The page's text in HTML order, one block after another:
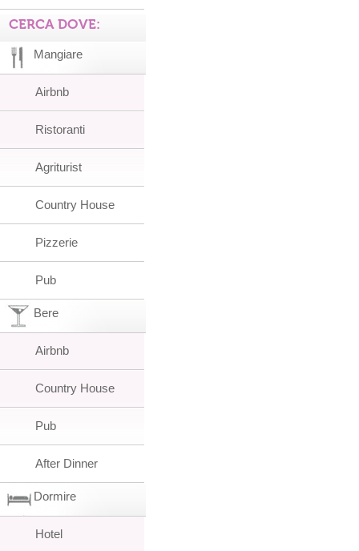
CERCA DOVE:
Mangiare
Airbnb
Ristoranti
Agriturist
Country House
Pizzerie
Pub
Bere
Airbnb
Country House
Pub
After Dinner
Dormire
Hotel